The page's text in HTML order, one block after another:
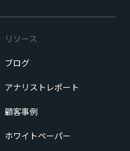
リソース
ブログ
アナリストレポート
顧客事例
ホワイトペーパー